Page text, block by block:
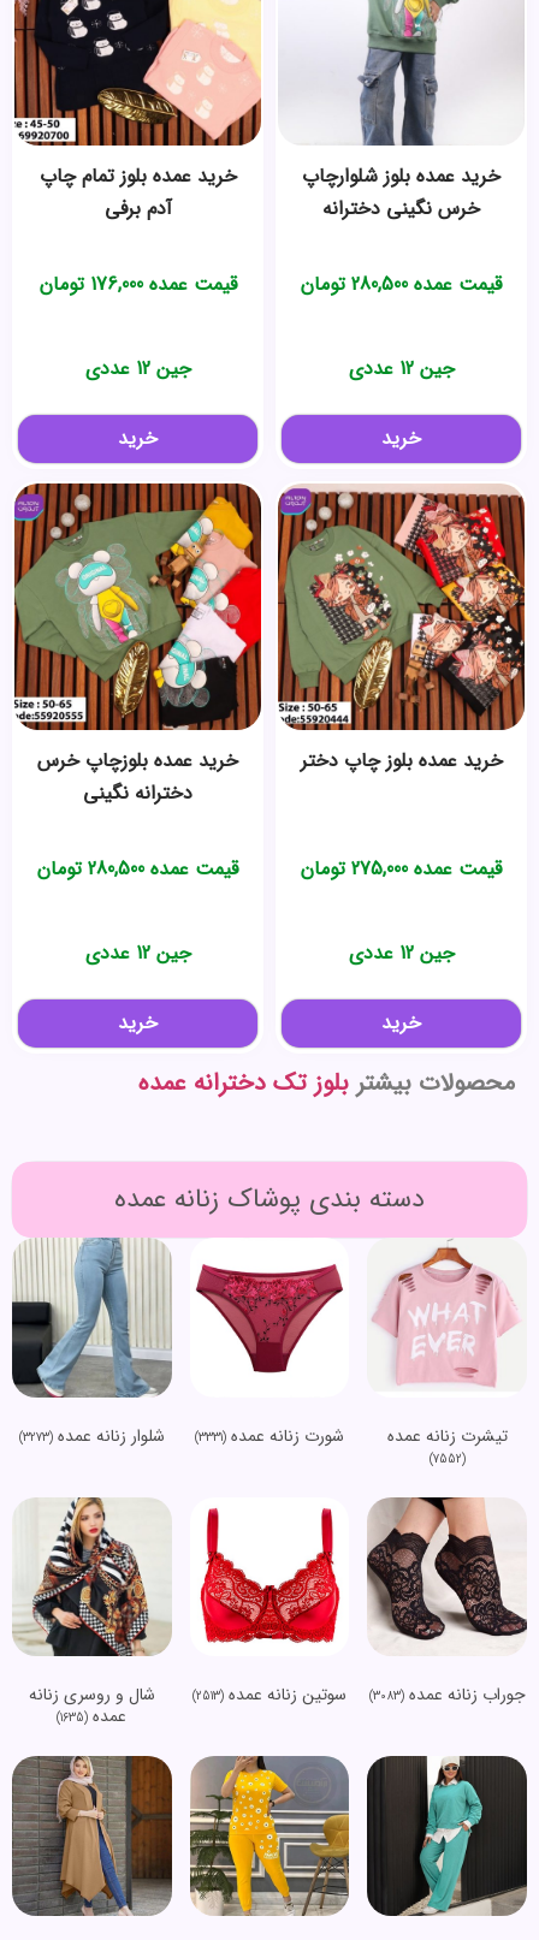
خرید عمده بلوز شلوارچاپ
خرس نگینی دخترانه
قیمت عمده280,500 تومان
جین 12 عددی
خرید
خرید عمده بلوز تمام چاپ
آدم برفی
قیمت عمده176,000 تومان
جین 12 عددی
خرید
خرید عمده بلوز چاپ دختر
قیمت عمده275,000 تومان
جین 12 عددی
خرید
خرید عمده بلوزچاپ خرس
دخترانه نگینی
قیمت عمده280,500 تومان
جین 12 عددی
خرید
محصولات بیشتر بلوز تک دخترانه عمده
دسته بندی پوشاک زنانه عمده
تیشرت زنانه عمده
(7552)
شورت زنانه عمده (3331) شلوار زنانه عمده(3273)
جوراب زنانه عمده(3083) سوتین زنانه عمده (2513)
شال و روسری زنانه
عمده (1635)